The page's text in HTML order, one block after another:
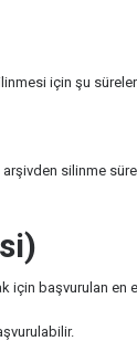
için şu
arşivden silinme
için başvurulan en